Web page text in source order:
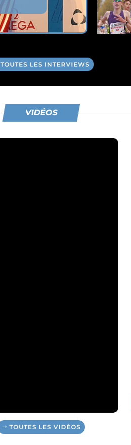
TOUTES LES INTERVIEWS
VIDÉOS
TOUTES LES VIDÉOS